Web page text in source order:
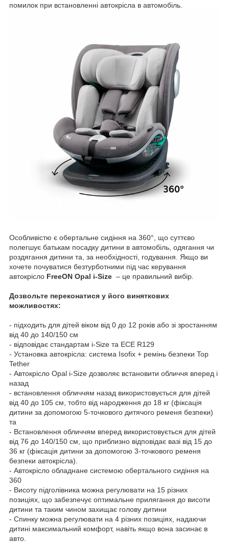
помилок при встановленні автокрісла в автомобіль.
Особливістю є обертальне сидіння на 360°, що суттєво
полегшує батькам посадку дитини в автомобіль, одягання чи
роздягання дитини та, за необхідності, годування. Якщо ви
хочете почуватися безтурботними під час керування
автокрісло FreeON Opal i-Size – це правильний вибір.
Дозвольте переконатися у його виняткових
можливостях:
- підходить для дітей віком від 0 до 12 років або зі зростанням
від 40 до 140/150 см
- відповідає стандартам i-Size та ECE R129
- Установка автокрісла: система Isofix + ремінь безпеки Top
Tether
- Автокрісло Opal i-Size дозволяє встановити обличчя вперед і
назад
- встановлення обличчям назад використовується для дітей
від 40 до 105 см, тобто від народження до 18 кг (фіксація
дитини за допомогою 5-точкового дитячого ременя безпеки)
та
- Встановлення обличчям вперед використовується для дітей
від 76 до 140/150 см, що приблизно відповідає вазі від 15 до
36 кг (фіксація дитини за допомогою 3-точкового ременя
безпеки автокрісла).
- Автокрісло обладнане системою обертального сидіння на
360
- Висоту підголівника можна регулювати на 15 різних
позиціях, що забезпечує оптимальне прилягання до висоти
дитини та таким чином захищає голову дитини
- Спинку можна регулювати на 4 різних позиціях, надаючи
дитині максимальний комфорт, навіть якщо вона засинає в
авто.